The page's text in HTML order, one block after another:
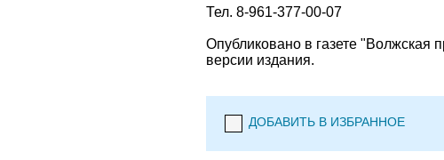
Тел. 8-961-377-00-07
Опубликовано в газете "Волжская
версии издания.
ДОБАВИТЬ В ИЗБРАННОЕ